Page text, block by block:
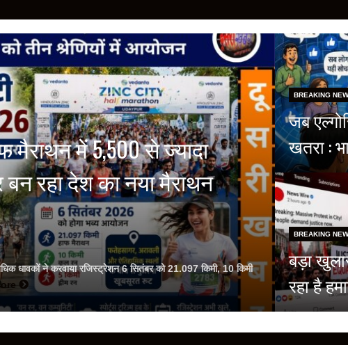
मैराथन में 5,500 से ज्यादा
रहा देश का नया मैराथन
धावकों ने करवाया रजिस्ट्रेशन 6 सितंबर को 21.097 किमी, 10 किमी
BREAKING
जब
खतरा :
BREAKING
बड़ा
रहा है